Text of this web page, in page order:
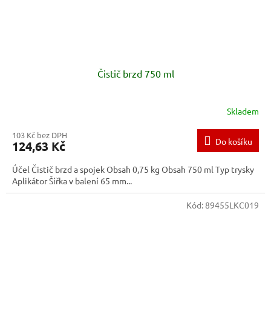
Čistič brzd 750 ml
Skladem
103 Kč bez DPH
124,63 Kč Do košíku
Účel Čistič brzd a spojek Obsah 0,75 kg Obsah 750 ml Typ trysky
Aplikátor Šířka v balení 65 mm...
Kód:89455LKC019